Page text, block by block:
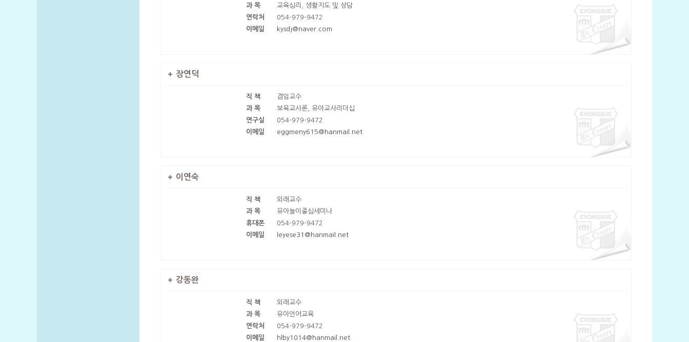
과 목
교육심리, 생활지도 및 상담
연락처
054-979-9472
이메일
kysdj@naver.com
장연덕
직 책
겸임교수
과 목
보육교사론, 유아교사리더십
연구실
054-979-9472
이메일
eggmeny615@hanmail.net
이연숙
직 책
외래교수
과 목
유아놀이중심세미나
휴대폰
054-979-9472
이메일
leyese31@hanmail.net
강동완
직 책
외래교수
과 목
유아언어교육
연락처
054-979-9472
이메일
hlby1014@hanmail.net